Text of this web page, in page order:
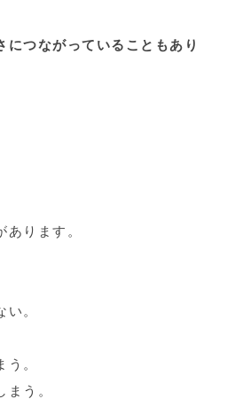
につながっていることもあり
ります。
。
。
う。